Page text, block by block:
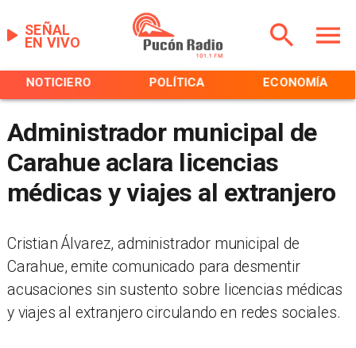
EN VIVO
SEÑAL
NOTICIERO POLÍTICA ECONOMÍA
Administrador municipal de
Carahue aclara licencias
médicas y viajes al extranjero
Cristian Álvarez, administrador municipal de
Carahue, emite comunicado para desmentir
acusaciones sin sustento sobre licencias médicas
y viajes al extranjero circulando en redes sociales.